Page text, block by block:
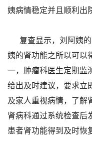
姨病情稳定并且顺利出
复查显示，刘阿姨的
姨的肾功能之所以可以
一，肿瘤科医生定期监
给出及时建议，要求立
及家人重视病情，了解
肾病科通过系统检查后
患者肾功能得到及时恢